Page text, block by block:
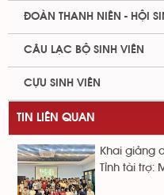
ĐOÀN THANH NIÊN - HỘI
CÂU LẠC BỘ SINH VIÊN
CỰU SINH VIÊN
TIN LIÊN QUAN
Khai giảng
Tỉnh tài trợ: